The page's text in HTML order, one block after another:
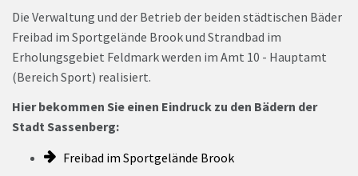
Die Verwaltung und der Betrieb der beiden städtischen Bäder
Freibad im Sportgelände Brook und Strandbad im
Erholungsgebiet Feldmark werden im Amt 10 - Hauptamt
(Bereich Sport) realisiert.
Hier bekommen Sie einen Eindruck zu den Bädern der
Stadt Sassenberg:
Freibad im Sportgelände Brook